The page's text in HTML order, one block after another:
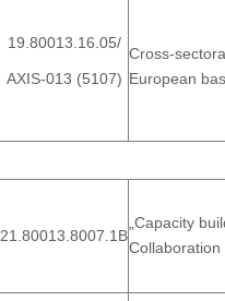
19.80013.16.05/
AXIS-013 (5107)
Cross-
European
21.80013.8007.1B
Capacity
Collaboration